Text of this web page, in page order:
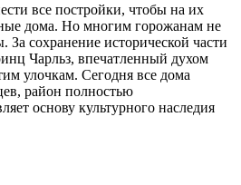
все постройки, чтобы на их
дома. Но многим горожанам не
За сохранение исторической части
Чарльз, впечатленный духом
улочкам. Сегодня все дома
район полностью
основу культурного наследия